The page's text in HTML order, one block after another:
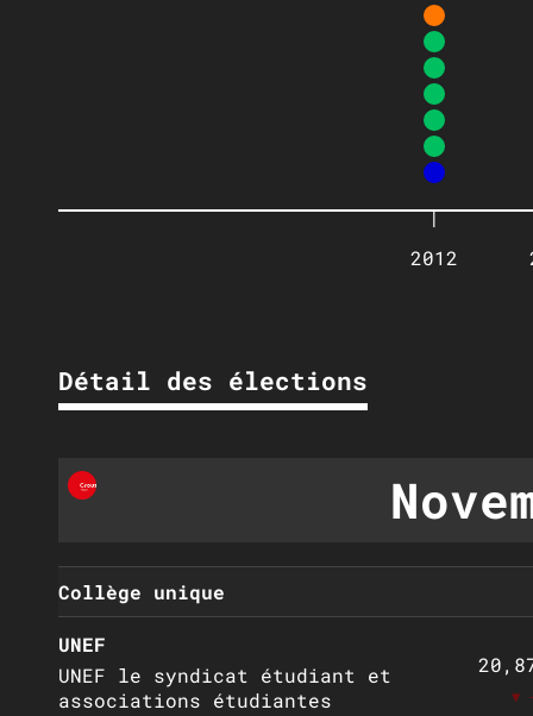
|
2012
Détail des élections
Collège unique
UNEF
UNEF le syndicat étudiant et
associations étudiantes
▼